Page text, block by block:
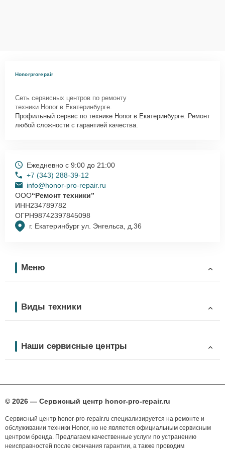
Honorprorepair
Сеть сервисных центров по ремонту
техники Honor в Екатеринбурге.
Профильный сервис по технике Honor в Екатеринбурге. Ремонт
любой сложности с гарантией качества.
г. Екатеринбург ул. Энгельса, д.36
Ежедневно с 9:00 до 21:00
+7 (343) 288-39-12
info@honor-pro-repair.ru
ООО“Ремонт техники”
ИНН234789782
ОГРН98742397845098
Меню
Виды техники
Наши сервисные центры
© 2026 — Сервисный центр honor-pro-repair.ru
Сервисный центр honor-pro-repair.ru специализируется на ремонте и
обслуживании техники Honor, но не является официальным сервисным
центром бренда. Предлагаем качественные услуги по устранению
неисправностей после окончания гарантии, а также проводим